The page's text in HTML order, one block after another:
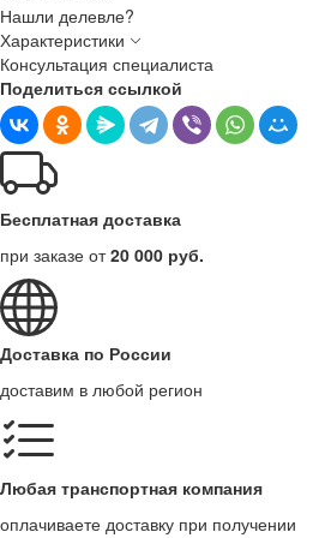
Нашли делевле?
Характеристики
Консультация специалиста
Поделиться ссылкой
Бесплатная доставка
при заказе от20 000 руб.
Доставка по России
доставим в любой регион
Любая транспортная компания
оплачиваете доставку при получении